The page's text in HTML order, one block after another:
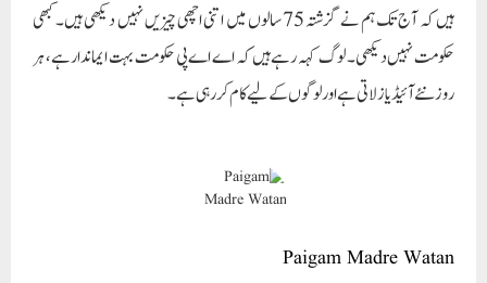
ہیں کہ آج تک ہم نے گزشتہ 75 سالوں میں اتنی اچھی چیزیں نہیں دیکھی ہیں۔کبھی
حکومت نہیں دیکھی۔ لوگ کہہ رہے ہیں کہ اے اے پی حکومت بہت ایماندار ہے، ہر
روز نئے آئیڈیاز لاتی ہے اور لوگوں کے لیے کام کر رہی ہے۔
Paigam Madre Watan